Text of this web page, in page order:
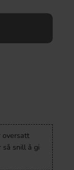
Köp
oversatt
så snill å gi